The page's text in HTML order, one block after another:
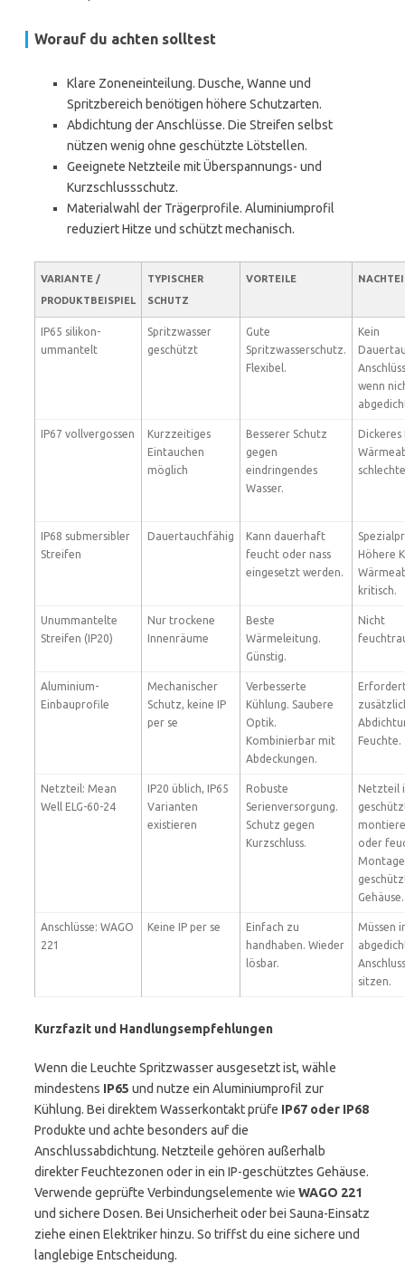
Worauf du achten solltest
Klare Zoneneinteilung. Dusche, Wanne und
Spritzbereich benötigen höhere Schutzarten.
Abdichtung der Anschlüsse. Die Streifen selbst
nützen wenig ohne geschützte Lötstellen.
Geeignete Netzteile mit Überspannungs- und
Kurzschlussschutz.
Materialwahl der Trägerprofile. Aluminiumprofil
reduziert Hitze und schützt mechanisch.
VARIANTE /
PRODUKTBEISPIEL
TYPISCHER
SCHUTZ
VORTEILE
IP65 silikon-
ummantelt
Spritzwasser
geschützt
Gute
Spritzwasserschutz.
Flexibel.
Kein
wenn
IP67 vollvergossen
Kurzzeitiges
Eintauchen
möglich
Besserer Schutz
gegen
eindringendes
Wasser.
Dickeres
IP68 submersibler
Streifen
Dauertauchfähig
Kann dauerhaft
feucht oder nass
eingesetzt werden.
Höhere
kritisch.
Unummantelte
Streifen (IP20)
Nur trockene
Innenräume
Beste
Wärmeleitung.
Günstig.
Nicht
Aluminium-
Einbauprofile
Mechanischer
Schutz, keine IP
per se
Verbesserte
Kühlung. Saubere
Optik.
Kombinierbar mit
Abdeckungen.
Feuchte.
Netzteil: Mean
Well ELG-60-24
IP20 üblich, IP65
Varianten
existieren
Robuste
Serienversorgung.
Schutz gegen
Kurzschluss.
Netzteil
oder
Gehäuse.
Anschlüsse: WAGO
221
Keine IP per se
Einfach zu
handhaben. Wieder
lösbar.
Müssen
sitzen.
Kurzfazit und Handlungsempfehlungen
Wenn die Leuchte Spritzwasser ausgesetzt ist, wähle
mindestens IP65 und nutze ein Aluminiumprofil zur
Kühlung. Bei direktem Wasserkontakt prüfe IP67 oder IP68
Produkte und achte besonders auf die
Anschlussabdichtung. Netzteile gehören außerhalb
direkter Feuchtezonen oder in ein IP-geschütztes Gehäuse.
Verwende geprüfte Verbindungselemente wie WAGO 221
und sichere Dosen. Bei Unsicherheit oder bei Sauna-Einsatz
ziehe einen Elektriker hinzu. So triffst du eine sichere und
langlebige Entscheidung.